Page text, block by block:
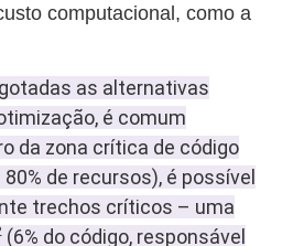
computacional, como a
as alternativas
é comum
da zona crítica de código
de recursos), é possível
trechos críticos – uma
(6% do código, responsável